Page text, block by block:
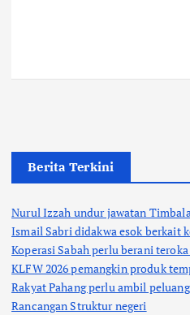
Berita Terkini
Nurul Izzah undur jawatan
Ismail Sabri didakwa esok berkait
Koperasi Sabah perlu berani
KLFW 2026 pemangkin produk
Rakyat Pahang perlu ambil
Rancangan Struktur negeri